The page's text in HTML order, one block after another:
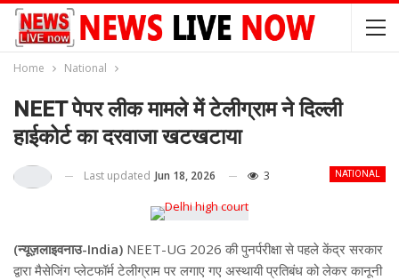
Home National
NEET पेपर लीक मामले में टेलीग्राम ने दिल्ली
हाईकोर्ट का दरवाजा खटखटाया
NATIONAL
Last updated Jun 18, 2026 3
(न्यूज़लाइवनाउ-India) NEET-UG 2026 की पुनर्परीक्षा से पहले केंद्र सरकार
द्वारा मैसेजिंग प्लेटफॉर्म टेलीग्राम पर लगाए गए अस्थायी प्रतिबंध को लेकर कानूनी